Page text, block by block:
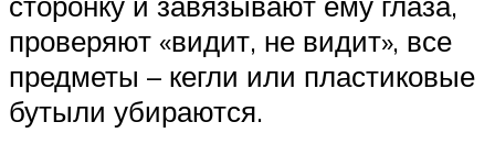
проверяют «видит, не видит», все
предметы – кегли или пластиковые
бутыли убираются.